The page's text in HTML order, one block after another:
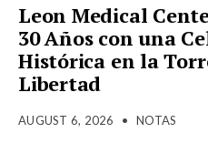
Leon Medical
30 Años con una
Histórica en la
Libertad
AUGUST 6, 2026 • NOTAS